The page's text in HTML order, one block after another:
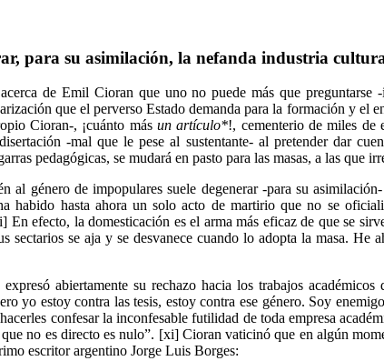
para su asimilación, la nefanda industria
de Emil Cioran que uno no puede más que
que el perverso Estado demanda para la formación y el
Cioran-, ¡cuánto más un artículo*!, cementerio de miles de
-mal que le pese al sustentante- al pretender dar
pedagógicas, se mudará en pasto para las masas, a las que
al género de impopulares suele degenerar -para su
hasta ahora un solo acto de martirio que no se
efecto, la domesticación es el arma más eficaz de que se
sectarios se aja y se desvanece cuando lo adopta la masa.
abiertamente su rechazo hacia los trabajos
yo estoy contra las tesis, estoy contra ese género. Soy
confesar la inconfesable futilidad de toda empresa
no es directo es nulo”. [xi] Cioran vaticinó que en algún
escritor argentino Jorge Luis Borges: